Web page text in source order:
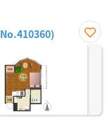
お気